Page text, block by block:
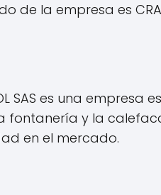
la empresa es CRA 2
SAS es una
fontanería y la
en el mercado.